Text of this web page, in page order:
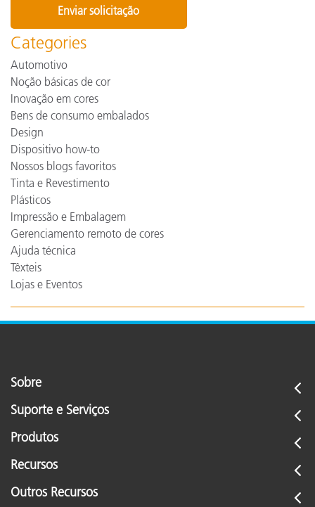
Categories
Automotivo
Noção básicas de cor
Inovação em cores
Bens de consumo embalados
Design
Dispositivo how-to
Nossos blogs favoritos
Tinta e Revestimento
Plásticos
Impressão e Embalagem
Gerenciamento remoto de cores
Ajuda técnica
Têxteis
Lojas e Eventos
Sobre
Suporte e Serviços
Produtos
Recursos
Outros Recursos